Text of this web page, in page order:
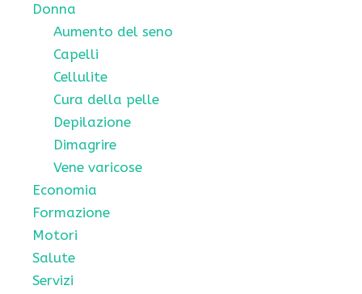
Donna
Aumento del seno
Capelli
Cellulite
Cura della pelle
Depilazione
Dimagrire
Vene varicose
Economia
Formazione
Motori
Salute
Servizi